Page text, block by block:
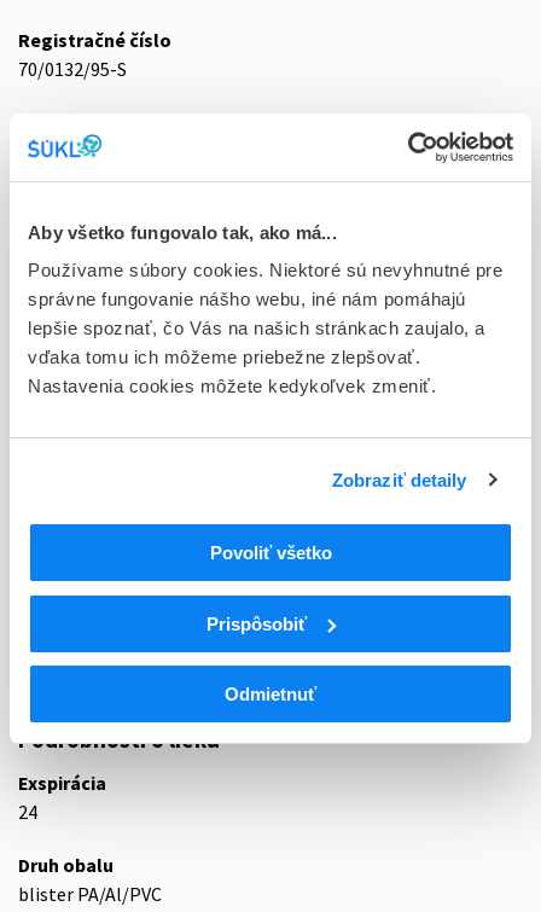
Aby všetko fungovalo tak, ako má...
Používame súbory cookies. Niektoré sú nevyhnutné pre
správne fungovanie nášho webu, iné nám pomáhajú
lepšie spoznať, čo Vás na našich stránkach zaujalo, a
vďaka tomu ich môžeme priebežne zlepšovať.
Nastavenia cookies môžete kedykoľvek zmeniť.
Zobraziť detaily
Povoliť všetko
Prispôsobiť
Odmietnuť
Registračné číslo
70/0132/95-S
tbl plg 100x0,5 mg (blis.PA/Al/PVC)
D - Registrácia bez obmedzenia platnosti
Typ registračnej procedúry
Národná
Držiteľ, krajina
Viatris Healthcare Limited, Írsko
ATC
Centrálna nervová sústava
N05
Psycholeptiká
Anxiolytiká
N05BA12
Alprazolam
Podrobnosti o lieku
Exspirácia
24
Druh obalu
blister PA/Al/PVC